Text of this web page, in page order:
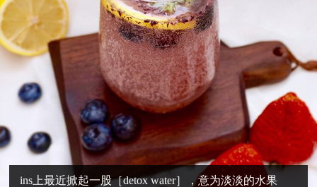
ins上最近掀起一股［detox water］，意为淡淡的水果